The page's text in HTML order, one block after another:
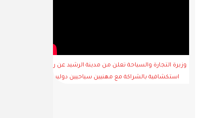
وزيرة التجارة والسياحة تعلن من مدينة الرشيد عن رحلة
استكشافية بالشراكة مع مهنيين سياحيين دوليين